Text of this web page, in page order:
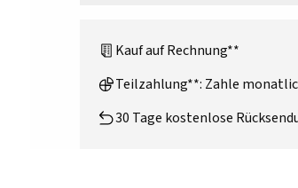
Kauf auf Rechnung**
Teilzahlung**: Zahle
30 Tage kostenlose